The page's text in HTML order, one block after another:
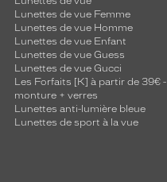
Lunettes de vue Femme
Lunettes de vue Homme
Lunettes de vue Enfant
Lunettes de vue Guess
Lunettes de vue Gucci
Les Forfaits [K] à partir de 39€ -
monture + verres
Lunettes anti-lumière bleue
Lunettes de sport à la vue